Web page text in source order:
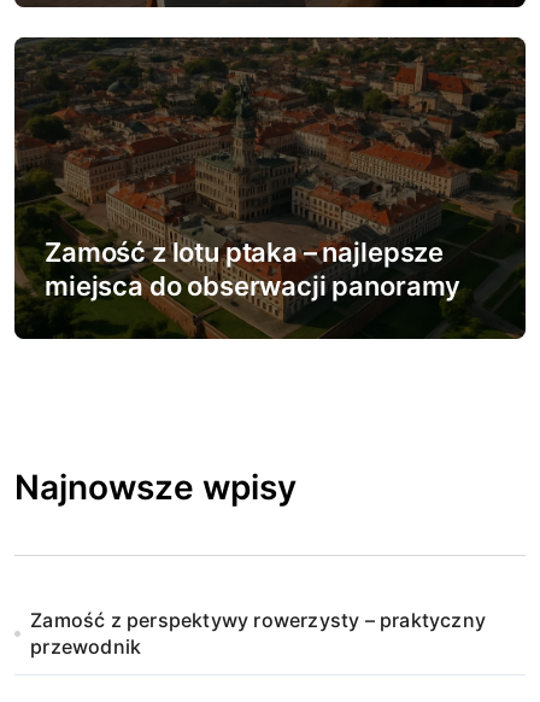
Zamość z lotu ptaka – najlepsze
miejsca do obserwacji panoramy
Najnowsze wpisy
Zamość z perspektywy rowerzysty – praktyczny
przewodnik